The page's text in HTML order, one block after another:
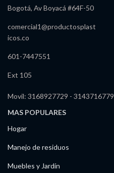
Bogotá, Av Boyacá #64F-50
comercial1@productosplast
icos.co
601-7447551
Ext 105
Movil: 3168927729 - 3143716779
MAS POPULARES
Hogar
Manejo de residuos
Muebles y Jardín